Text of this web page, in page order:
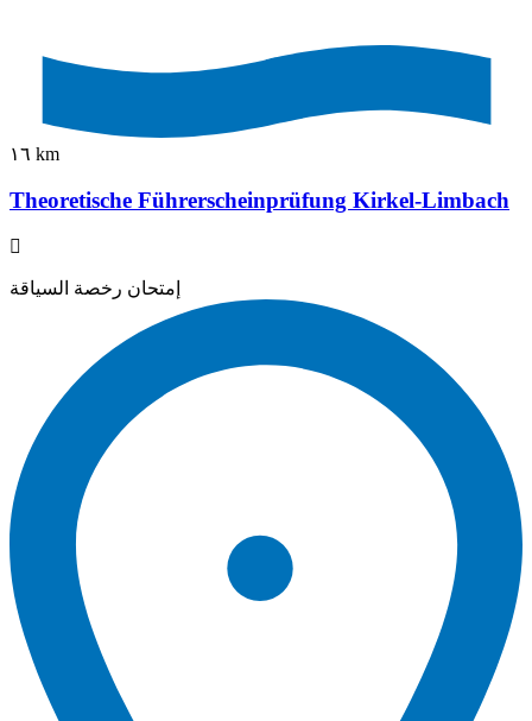
١٦ km
Theoretische Führerscheinprüfung Kirkel-Limbach
إمتحان رخصة السياقة